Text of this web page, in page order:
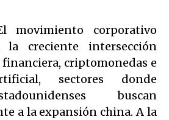
movimiento corporativo
la creciente intersección
criptomonedas e
sectores donde
buscan
a la expansión china. A la